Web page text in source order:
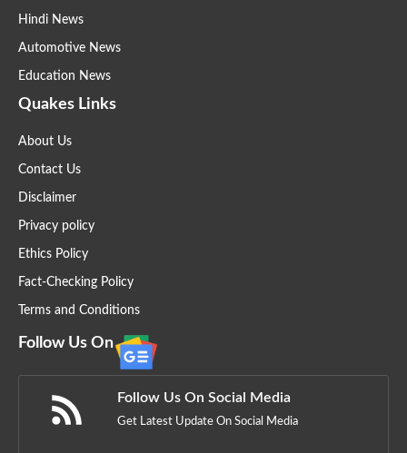
Hindi News
Automotive News
Education News
Quakes Links
About Us
Contact Us
Disclaimer
Privacy policy
Ethics Policy
Fact-Checking Policy
Terms and Conditions
Follow Us On
Follow Us On Social Media
Get Latest Update On Social Media